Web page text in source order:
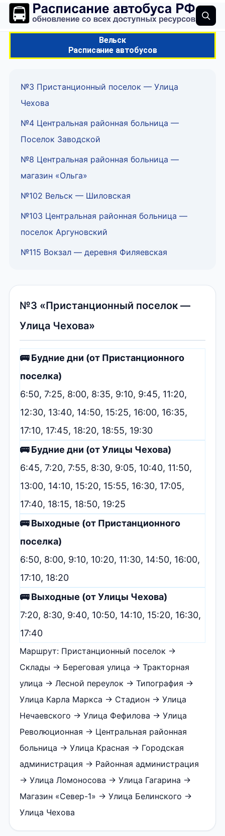
Вельск
Расписание автобусов
№3 Пристанционный поселок — Улица
Чехова
№4 Центральная районная больница —
Поселок Заводской
№8 Центральная районная больница —
магазин «Ольга»
№102 Вельск — Шиловская
№103 Центральная районная больница —
поселок Аргуновский
№115 Вокзал — деревня Филяевская
№3 «Пристанционный поселок —
Улица Чехова»
🚌 Будние дни (от Пристанционного
поселка)
6:50, 7:25, 8:00, 8:35, 9:10, 9:45, 11:20,
12:30, 13:40, 14:50, 15:25, 16:00, 16:35,
17:10, 17:45, 18:20, 18:55, 19:30
🚌 Будние дни (от Улицы Чехова)
6:45, 7:20, 7:55, 8:30, 9:05, 10:40, 11:50,
13:00, 14:10, 15:20, 15:55, 16:30, 17:05,
17:40, 18:15, 18:50, 19:25
🚌 Выходные (от Пристанционного
поселка)
6:50, 8:00, 9:10, 10:20, 11:30, 14:50, 16:00,
17:10, 18:20
🚌 Выходные (от Улицы Чехова)
7:20, 8:30, 9:40, 10:50, 14:10, 15:20, 16:30,
17:40
Маршрут: Пристанционный поселок →
Склады → Береговая улица → Тракторная
улица → Лесной переулок → Типография →
Улица Карла Маркса → Стадион → Улица
Нечаевского → Улица Фефилова → Улица
Революционная → Центральная районная
больница → Улица Красная → Городская
администрация → Районная администрация
→ Улица Ломоносова → Улица Гагарина →
Магазин «Север-1» → Улица Белинского →
Улица Чехова